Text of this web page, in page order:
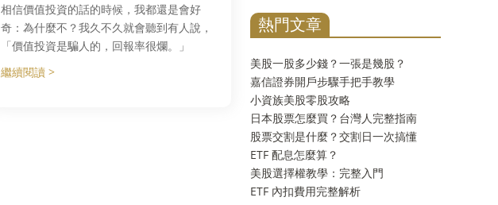
相信價值投資的話的時候，我都還是會好
奇：為什麼不？我久不久就會聽到有人說，
「價值投資是騙人的，回報率很爛。」
繼續閱讀 >
熱門文章
美股一股多少錢？一張是幾股？
嘉信證券開戶步驟手把手教學
小資族美股零股攻略
日本股票怎麼買？台灣人完整指南
股票交割是什麼？交割日一次搞懂
ETF 配息怎麼算？
美股選擇權教學：完整入門
ETF 內扣費用完整解析